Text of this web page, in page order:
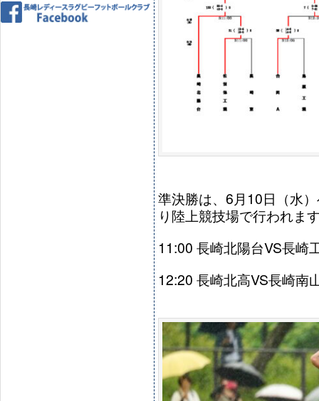
準決勝は、6月10日（水
り陸上競技場で行われま
11:00 長崎北陽台VS長崎
12:20 長崎北高VS長崎南